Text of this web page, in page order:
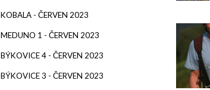
KOBALA - ČERVEN 2023
MEDUNO 1 - ČERVEN 2023
BÝKOVICE 4 - ČERVEN 2023
BÝKOVICE 3 - ČERVEN 2023